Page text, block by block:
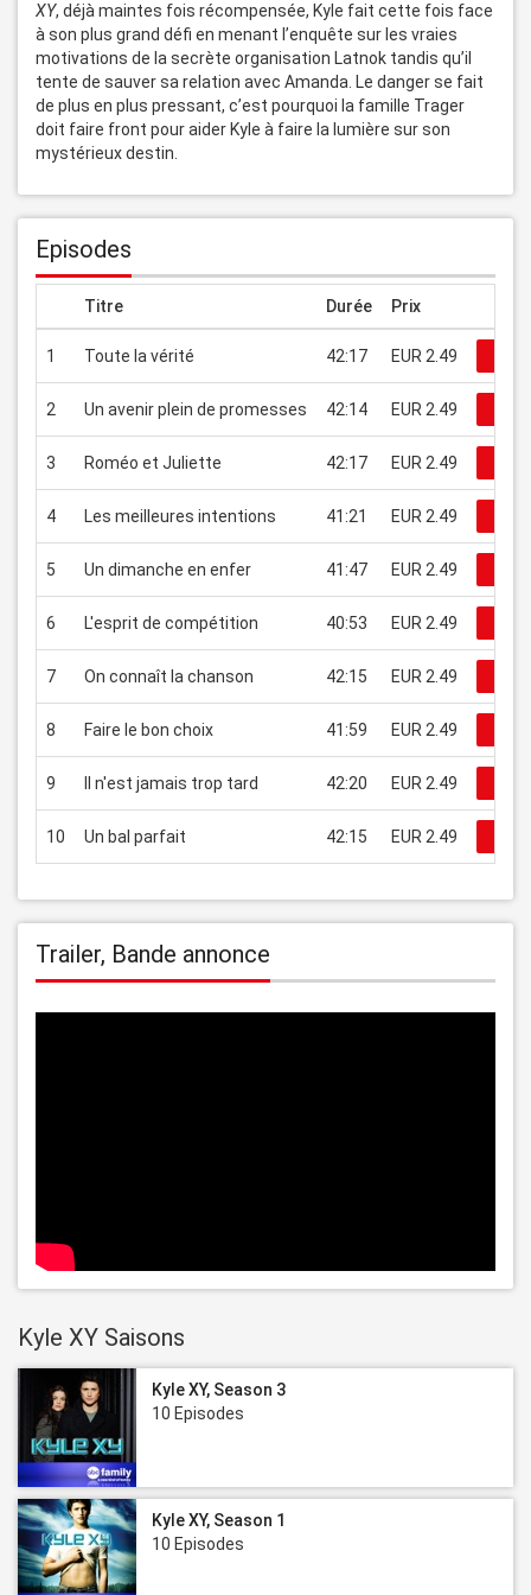
XY, déjà maintes fois récompensée, Kyle fait cette fois face
à son plus grand défi en menant l’enquête sur les vraies
motivations de la secrète organisation Latnok tandis qu’il
tente de sauver sa relation avec Amanda. Le danger se fait
de plus en plus pressant, c’est pourquoi la famille Trager
doit faire front pour aider Kyle à faire la lumière sur son
mystérieux destin.
Episodes
Titre Durée Prix
1 Toute la vérité 42:17 EUR 2.49
2 Un avenir plein de promesses 42:14 EUR 2.49
3 Roméo et Juliette 42:17 EUR 2.49
4 Les meilleures intentions 41:21 EUR 2.49
5 Un dimanche en enfer 41:47 EUR 2.49
6 L'esprit de compétition 40:53 EUR 2.49
7 On connaît la chanson 42:15 EUR 2.49
8 Faire le bon choix 41:59 EUR 2.49
9 Il n'est jamais trop tard 42:20 EUR 2.49
10 Un bal parfait 42:15 EUR 2.49
Trailer, Bande annonce
Kyle XY Saisons
Kyle XY, Season 3
10 Episodes
Kyle XY, Season 1
10 Episodes